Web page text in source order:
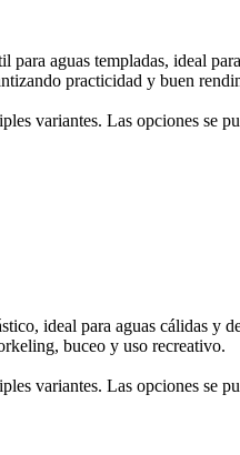
para aguas templadas, ideal
practicidad y buen
variantes. Las opciones se
ideal para aguas cálidas y
buceo y uso recreativo.
variantes. Las opciones se